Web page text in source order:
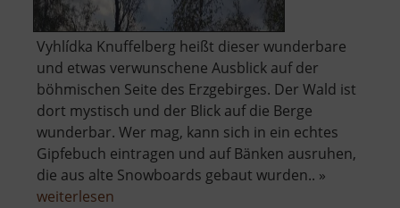
Vyhlídka Knuffelberg heißt dieser wunderbare
und etwas verwunschene Ausblick auf der
böhmischen Seite des Erzgebirges. Der Wald ist
dort mystisch und der Blick auf die Berge
wunderbar. Wer mag, kann sich in ein echtes
Gipfebuch eintragen und auf Bänken ausruhen,
die aus alte Snowboards gebaut wurden.. »
weiterlesen